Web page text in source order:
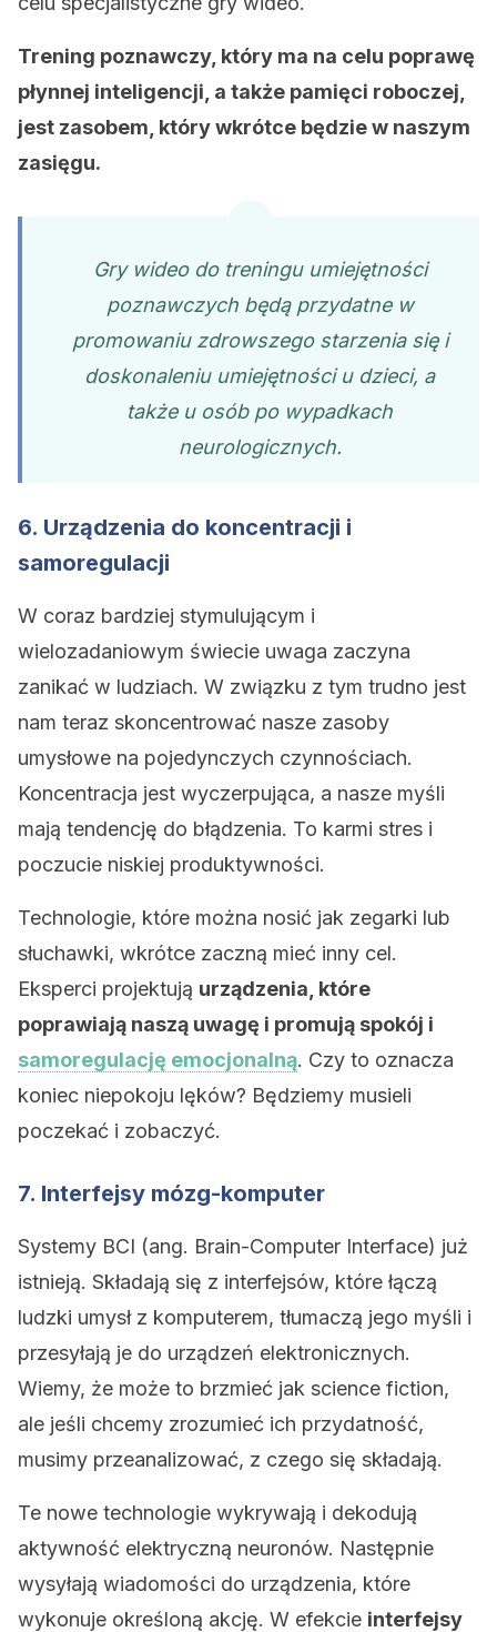
Trening poznawczy, który ma na celu poprawę
płynnej inteligencji, a także pamięci roboczej,
jest zasobem, który wkrótce będzie w naszym
zasięgu.
Gry wideo do treningu umiejętności
poznawczych będą przydatne w
promowaniu zdrowszego starzenia się i
doskonaleniu umiejętności u dzieci, a
także u osób po wypadkach
neurologicznych.
6. Urządzenia do koncentracji i
samoregulacji
W coraz bardziej stymulującym i
wielozadaniowym świecie uwaga zaczyna
zanikać w ludziach. W związku z tym trudno jest
nam teraz skoncentrować nasze zasoby
umysłowe na pojedynczych czynnościach.
Koncentracja jest wyczerpująca, a nasze myśli
mają tendencję do błądzenia. To karmi stres i
poczucie niskiej produktywności.
Technologie, które można nosić jak zegarki lub
słuchawki, wkrótce zaczną mieć inny cel.
Eksperci projektują urządzenia, które
poprawiają naszą uwagę i promują spokój i
samoregulację emocjonalną. Czy to oznacza
koniec niepokoju lęków? Będziemy musieli
poczekać i zobaczyć.
7. Interfejsy mózg-komputer
Systemy BCI (ang. Brain-Computer Interface) już
istnieją. Składają się z interfejsów, które łączą
ludzki umysł z komputerem, tłumaczą jego myśli i
przesyłają je do urządzeń elektronicznych.
Wiemy, że może to brzmieć jak science fiction,
ale jeśli chcemy zrozumieć ich przydatność,
musimy przeanalizować, z czego się składają.
Te nowe technologie wykrywają i dekodują
aktywność elektryczną neuronów. Następnie
wysyłają wiadomości do urządzenia, które
wykonuje określoną akcję. W efekcie interfejsy